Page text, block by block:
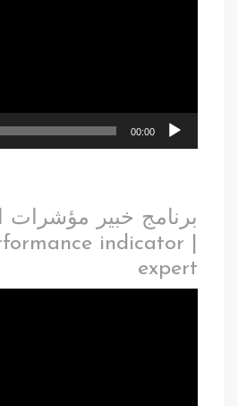
00:00
برنامج خبير مؤشرات
indicator
expert